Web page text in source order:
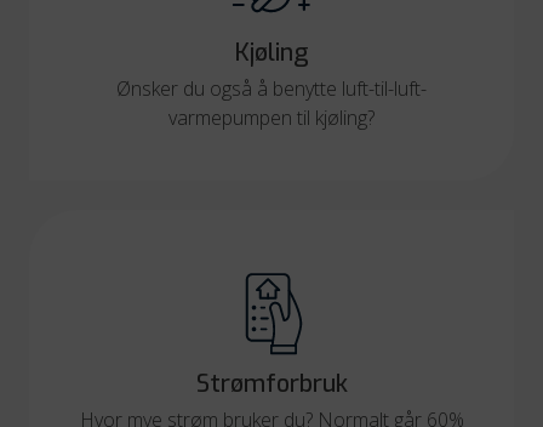
Kjøling
Ønsker du også å benytte luft-til-luft-
varmepumpen til kjøling?
Strømforbruk
Hvor mye strøm bruker du? Normalt går 60%